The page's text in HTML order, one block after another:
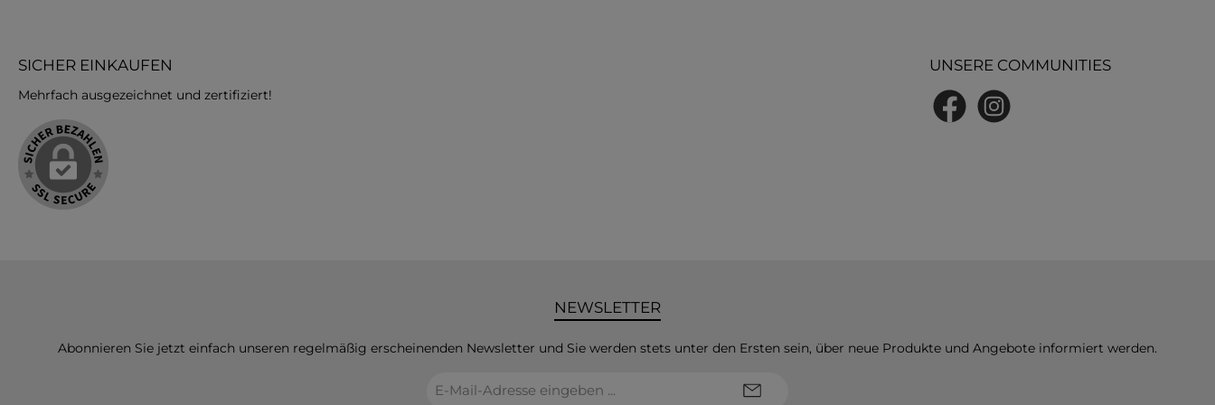
SICHER EINKAUFEN
Mehrfach ausgezeichnet und zertifiziert!
UNSERE COMMUNITIES
FacebookInstagram
NEWSLETTER
Abonnieren Sie jetzt einfach unseren regelmäßig erscheinenden Newsletter und Sie werden stets unter den Ersten sein, über neue Produkte und Angebote informiert werden.
Mail-